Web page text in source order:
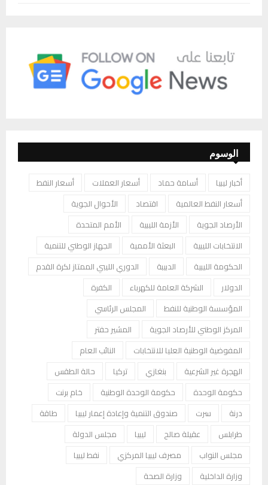
الوسوم
أخبار ليبيا أسامة حماد أسعار العملات
أسعار النفط
أسعار النفط العالمية
اقتصاد
الأحوال الجوية
الأرصاد الجوية
الأزمة الليبية
الأمم المتحدة
الانتخابات الليبية
البعثة الأممية
الجهاز الوطني للتنمية
الحكومة الليبية
الدبيبة
الدوري الليبي الممتاز لكرة القدم
الدولار
الشركة العامة للكهرباء
الكفرة
المؤسسة الوطنية للنفط
المجلس الرئاسي
المركز الوطني للأرصاد الجوية
المشير حفتر
المفوضية الوطنية العليا للانتخابات
النائب العام
الهجرة غير الشرعية
بنغازي تركيا
حالة الطقس
حكومة الوحدة
حكومة الوحدة الوطنية
خام برنت
درنة
سرت صندوق التنمية وإعادة إعمار ليبيا
طاقة
طرابلس
عقيلة صالح ليبيا
مجلس الدولة
مجلس النواب
مصرف ليبيا المركزي
نفط ليبيا
وزارة الداخلية
وزارة الصحة